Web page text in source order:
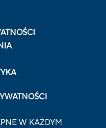
W KAŻDYM